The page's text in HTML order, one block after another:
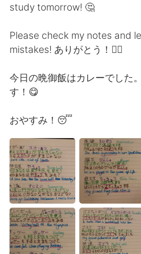
Türkçe
Português
study tomorrow! 🤔
Please check my notes and
mistakes! ありがとう！🙇‍♂️
今日の晩御飯はカレーでした
す！😋
おやすみ！😴